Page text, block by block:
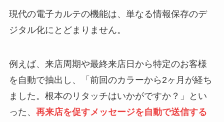
現代の電子カルテの機能は、単なる情報保存のデ
ジタル化にとどまりません。
例えば、来店周期や最終来店日から特定のお客様
を自動で抽出し、「前回のカラーから2ヶ月が経ち
ました。根本のリタッチはいかがですか？」とい
った、 再来店を促すメッセージを自動で送信する